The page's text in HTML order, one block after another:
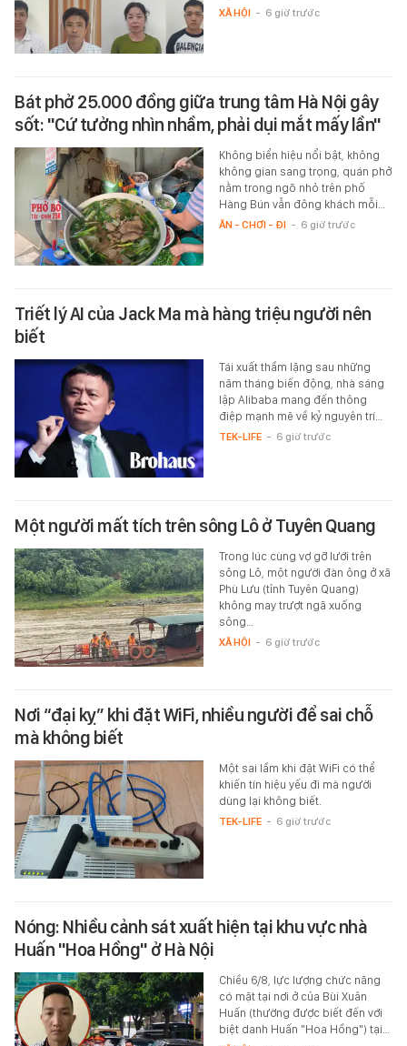
XÃ HỘI - 6 giờ trước
Bát phở 25.000 đồng giữa trung tâm Hà Nội gây
sốt: "Cứ tưởng nhìn nhầm, phải dụi mắt mấy lần"
Không biển hiệu nổi bật, không
không gian sang trọng, quán phở
nằm trong ngõ nhỏ trên phố
Hàng Bún vẫn đông khách mỗi…
ĂN - CHƠI - ĐI - 6 giờ trước
Triết lý AI của Jack Ma mà hàng triệu người nên
biết
Tái xuất thầm lặng sau những
năm tháng biến động, nhà sáng
lập Alibaba mang đến thông
điệp mạnh mẽ về kỷ nguyên trí…
TEK-LIFE - 6 giờ trước
Một người mất tích trên sông Lô ở Tuyên Quang
Trong lúc cùng vợ gỡ lưới trên
sông Lô, một người đàn ông ở xã
Phù Lưu (tỉnh Tuyên Quang)
không may trượt ngã xuống
sông…
XÃ HỘI - 6 giờ trước
Nơi “đại kỵ” khi đặt WiFi, nhiều người để sai chỗ
mà không biết
Một sai lầm khi đặt WiFi có thể
khiến tín hiệu yếu đi mà người
dùng lại không biết.
TEK-LIFE - 6 giờ trước
Nóng: Nhiều cảnh sát xuất hiện tại khu vực nhà
Huấn "Hoa Hồng" ở Hà Nội
Chiều 6/8, lực lượng chức năng
có mặt tại nơi ở của Bùi Xuân
Huấn (thường được biết đến với
biệt danh Huấn "Hoa Hồng") tại…